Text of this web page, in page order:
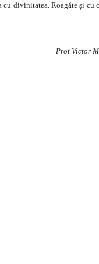
cu divinitatea. Roagăte și cu
Prot Victor